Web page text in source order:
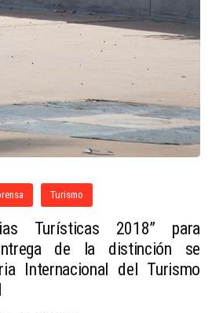
Turismo
Turísticas 2018” para
de la distinción se
Internacional del Turismo